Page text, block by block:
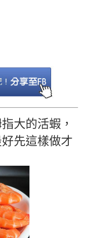
大的活蝦，
先這樣做才